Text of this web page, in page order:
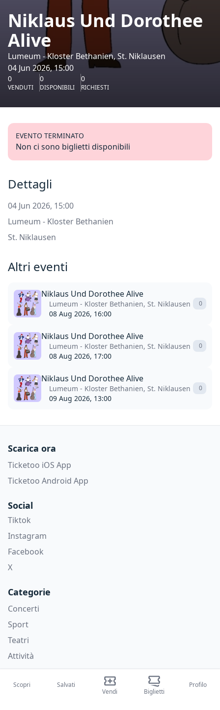
Niklaus Und Dorothee
Alive
Lumeum - Kloster Bethanien, St. Niklausen
04 Jun 2026, 15:00
0
VENDUTI
0
DISPONIBILI
0
RICHIESTI
EVENTO TERMINATO
Non ci sono biglietti disponibili
Dettagli
04 Jun 2026, 15:00
Lumeum - Kloster Bethanien
St. Niklausen
Altri eventi
Niklaus Und Dorothee Alive
Lumeum - Kloster Bethanien, St. Niklausen
08 Aug 2026, 16:00
0
Niklaus Und Dorothee Alive
Lumeum - Kloster Bethanien, St. Niklausen
08 Aug 2026, 17:00
0
Niklaus Und Dorothee Alive
Lumeum - Kloster Bethanien, St. Niklausen
09 Aug 2026, 13:00
0
Scarica ora
Ticketoo iOS App
Ticketoo Android App
Social
Tiktok
Instagram
Facebook
X
Categorie
Concerti
Sport
Teatri
Attività
Chi siamo
Scopri
Salvati
Vendi
Biglietti
Profilo